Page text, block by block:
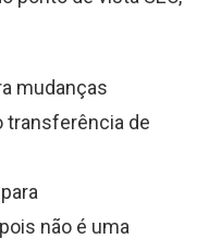
mudanças
transferência de
não é uma